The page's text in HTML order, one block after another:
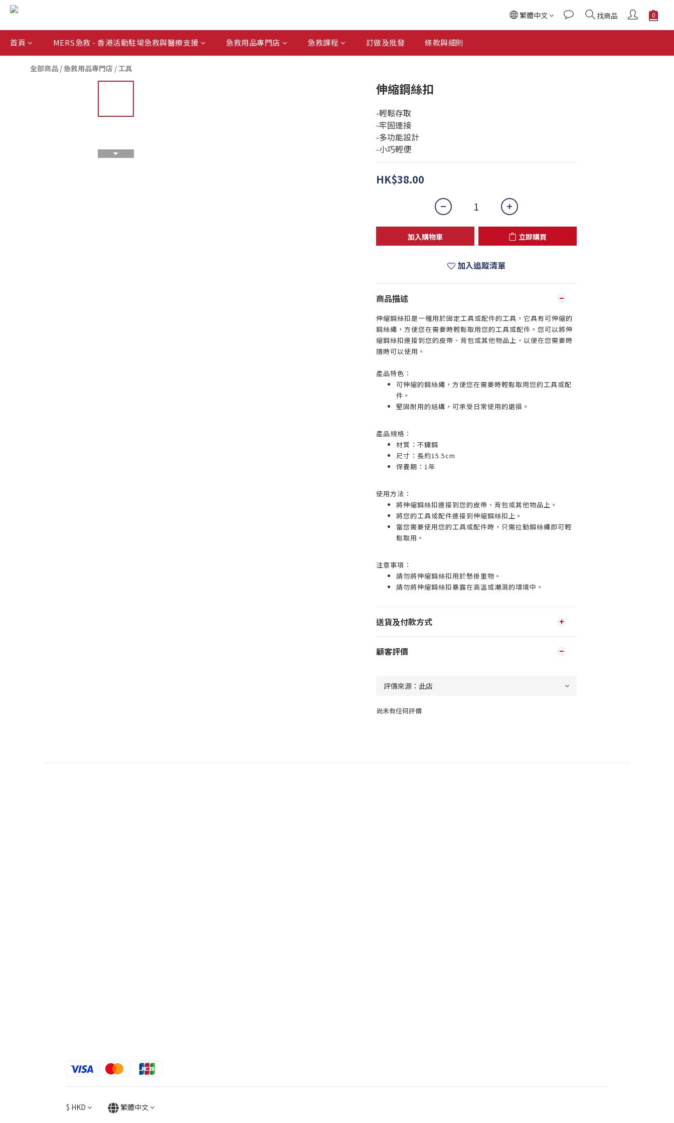
繁體中文 找商品
首頁 MERS急救 - 香港活動駐場急救與醫療支援 急救用品專門店 急救課程 訂做及批發 條款與細則
全部商品 /急救用品專門店 /工具
伸縮鋼絲扣
-輕鬆存取
-牢固連接
-多功能設計
-小巧輕便
HK$38.00
加入購物車 立即購買
加入追蹤清單
商品描述
伸縮鋼絲扣是一種用於固定工具或配件的工具，它具有可伸縮的
鋼絲繩，方便您在需要時輕鬆取用您的工具或配件。您可以將伸
縮鋼絲扣連接到您的皮帶、背包或其他物品上，以便在您需要時
隨時可以使用。
產品特色：
可伸縮的鋼絲繩，方便您在需要時輕鬆取用您的工具或配
件。
堅固耐用的結構，可承受日常使用的磨損。
產品規格：
材質：不鏽鋼
尺寸：長約15.5cm
保養期：1年
使用方法：
將伸縮鋼絲扣連接到您的皮帶、背包或其他物品上。
將您的工具或配件連接到伸縮鋼絲扣上。
當您需要使用您的工具或配件時，只需拉動鋼絲繩即可輕
鬆取用。
注意事項：
請勿將伸縮鋼絲扣用於懸掛重物。
請勿將伸縮鋼絲扣暴露在高溫或潮濕的環境中。
送貨及付款方式
顧客評價
尚未有任何評價
立即購買
$ HKD 繁體中文